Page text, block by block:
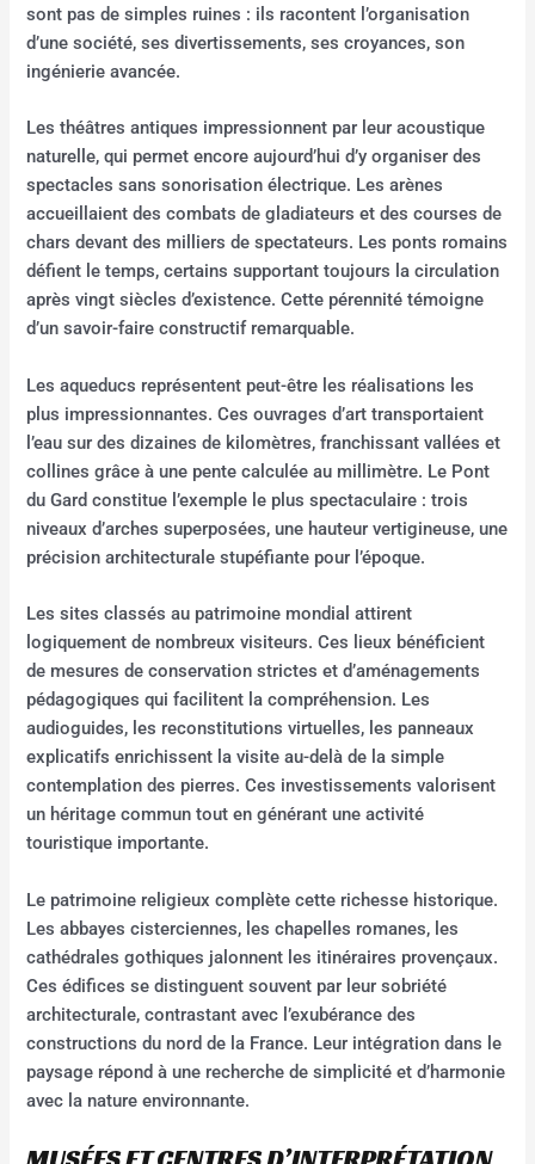
sont pas de simples ruines : ils racontent l’organisation
d’une société, ses divertissements, ses croyances, son
ingénierie avancée.
Les théâtres antiques impressionnent par leur acoustique
naturelle, qui permet encore aujourd’hui d’y organiser des
spectacles sans sonorisation électrique. Les arènes
accueillaient des combats de gladiateurs et des courses de
chars devant des milliers de spectateurs. Les ponts romains
défient le temps, certains supportant toujours la circulation
après vingt siècles d’existence. Cette pérennité témoigne
d’un savoir-faire constructif remarquable.
Les aqueducs représentent peut-être les réalisations les
plus impressionnantes. Ces ouvrages d’art transportaient
l’eau sur des dizaines de kilomètres, franchissant vallées et
collines grâce à une pente calculée au millimètre. Le Pont
du Gard constitue l’exemple le plus spectaculaire : trois
niveaux d’arches superposées, une hauteur vertigineuse, une
précision architecturale stupéfiante pour l’époque.
Les sites classés au patrimoine mondial attirent
logiquement de nombreux visiteurs. Ces lieux bénéficient
de mesures de conservation strictes et d’aménagements
pédagogiques qui facilitent la compréhension. Les
audioguides, les reconstitutions virtuelles, les panneaux
explicatifs enrichissent la visite au-delà de la simple
contemplation des pierres. Ces investissements valorisent
un héritage commun tout en générant une activité
touristique importante.
Le patrimoine religieux complète cette richesse historique.
Les abbayes cisterciennes, les chapelles romanes, les
cathédrales gothiques jalonnent les itinéraires provençaux.
Ces édifices se distinguent souvent par leur sobriété
architecturale, contrastant avec l’exubérance des
constructions du nord de la France. Leur intégration dans le
paysage répond à une recherche de simplicité et d’harmonie
avec la nature environnante.